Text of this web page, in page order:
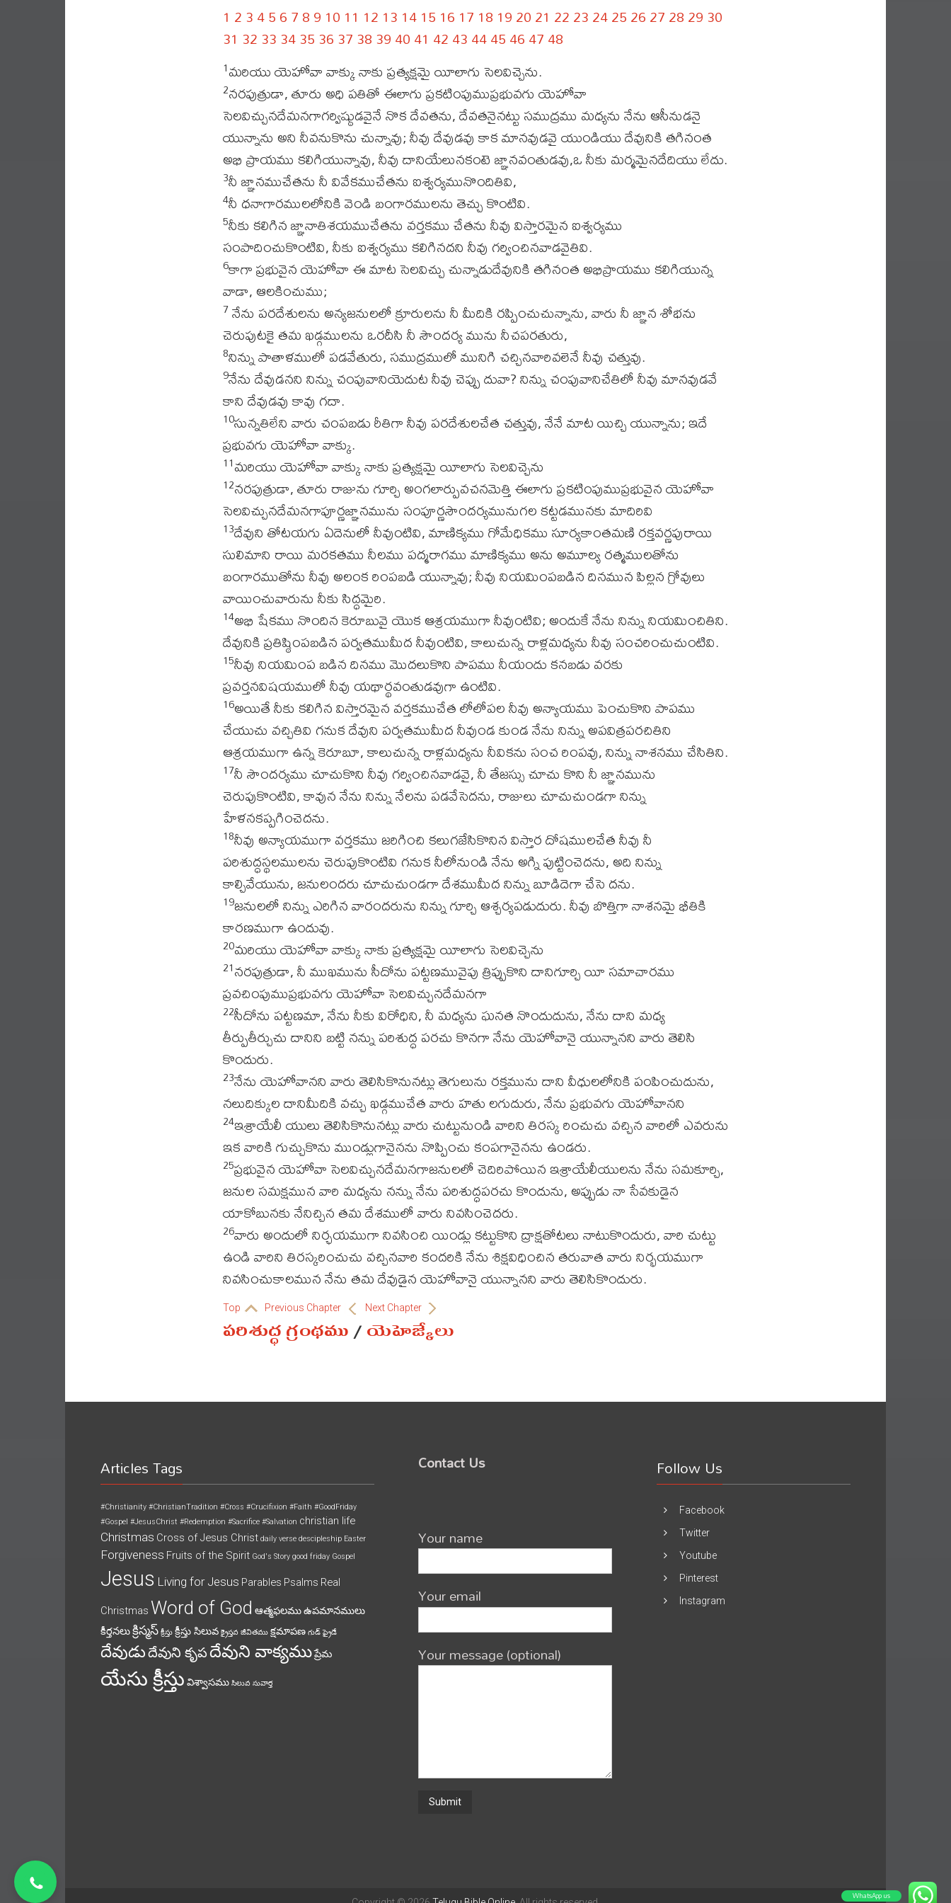
1 23456789 10 11 12 13 1415 16 17 18 192021 222324252627282930
31 32333435363738394041 42434445464748
1మరియు యెహోవా వాక్కు నాకు ప్రత్యక్షమై యీలాగు సెలవిచ్చెను.
2నరపుత్రుడా, తూరు అధి పతితో ఈలాగు ప్రకటింపుముప్రభువగు యెహోవా
సెలవిచ్చునదేమనగాగర్విష్ఠుడవైనే నొక దేవతను, దేవతనైనట్టు సముద్రము మధ్యను నేను ఆసీనుడనై
యున్నాను అని నీవనుకొను చున్నావు; నీవు దేవుడవు కాక మానవుడవై యుండియు దేవునికి తగినంత
అభి ప్రాయము కలిగియున్నావు, నీవు దానియేలునకంటె జ్ఞానవంతుడవు,ఒ నీకు మర్మమైనదేదియు లేదు.
3నీ జ్ఞానముచేతను నీ వివేకముచేతను ఐశ్వర్యమునొందితివి,
4నీ ధనాగారములలోనికి వెండి బంగారములను తెచ్చు కొంటివి.
5నీకు కలిగిన జ్ఞానాతిశయముచేతను వర్తకము చేతను నీవు విస్తారమైన ఐశ్వర్యము
సంపాదించుకొంటివి, నీకు ఐశ్వర్యము కలిగినదని నీవు గర్వించినవాడవైతివి.
6కాగా ప్రభువైన యెహోవా ఈ మాట సెలవిచ్చు చున్నాడుదేవునికి తగినంత అభిప్రాయము కలిగియున్న
వాడా, ఆలకించుము;
7నేను పరదేశులను అన్యజనులలో క్రూరులను నీ మీదికి రప్పించుచున్నాను, వారు నీ జ్ఞాన శోభను
చెరుపుటకై తమ ఖడ్గములను ఒరదీసి నీ సౌందర్య మును నీచపరతురు,
8నిన్ను పాతాళములో పడవేతురు, సముద్రములో మునిగి చచ్చినవారివలెనే నీవు చత్తువు.
9నేను దేవుడనని నిన్ను చంపువానియెదుట నీవు చెప్పు దువా? నిన్ను చంపువానిచేతిలో నీవు మానవుడవే
కాని దేవుడవు కావు గదా.
10సున్నతిలేని వారు చంపబడు రీతిగా నీవు పరదేశులచేత చత్తువు, నేనే మాట యిచ్చి యున్నాను; ఇదే
ప్రభువగు యెహోవా వాక్కు.
11మరియు యెహోవా వాక్కు నాకు ప్రత్యక్షమై యీలాగు సెలవిచ్చెను
12నరపుత్రుడా, తూరు రాజును గూర్చి అంగలార్పువచనమెత్తి ఈలాగు ప్రకటింపుముప్రభువైన యెహోవా
సెలవిచ్చునదేమనగాపూర్ణజ్ఞానమును సంపూర్ణసౌందర్యమునుగల కట్టడమునకు మాదిరివి
13దేవుని తోటయగు ఏదెనులో నీవుంటివి, మాణిక్యము గోమేధికము సూర్యకాంతమణి రక్తవర్ణపురాయి
సులిమాని రాయి మరకతము నీలము పద్మరాగము మాణిక్యము అను అమూల్య రత్మములతోను
బంగారముతోను నీవు అలంక రింపబడి యున్నావు; నీవు నియమింపబడిన దినమున పిల్లన గ్రోవులు
వాయించువారును నీకు సిద్ధమైరి.
14అభి షేకము నొందిన కెరూబువై యొక ఆశ్రయముగా నీవుంటివి; అందుకే నేను నిన్ను నియమించితిని.
దేవునికి ప్రతిష్ఠింపబడిన పర్వతముమీద నీవుంటివి, కాలుచున్న రాళ్లమధ్యను నీవు సంచరించుచుంటివి.
15నీవు నియమింప బడిన దినము మొదలుకొని పాపము నీయందు కనబడు వరకు
ప్రవర్తనవిషయములో నీవు యథార్థవంతుడవుగా ఉంటివి.
16అయితే నీకు కలిగిన విస్తారమైన వర్తకముచేత లోలోపల నీవు అన్యాయము పెంచుకొని పాపము
చేయుచు వచ్చితివి గనుక దేవుని పర్వతముమీద నీవుండ కుండ నేను నిన్ను అపవిత్రపరచితిని
ఆశ్రయముగా ఉన్న కెరూబూ, కాలుచున్న రాళ్లమధ్యను నీవికను సంచ రింపవు, నిన్ను నాశనము చేసితిని.
17నీ సౌందర్యము చూచుకొని నీవు గర్వించినవాడవై, నీ తేజస్సు చూచు కొని నీ జ్ఞానమును
చెరుపుకొంటివి, కావున నేను నిన్ను నేలను పడవేసెదను, రాజులు చూచుచుండగా నిన్ను
హేళనకప్పగించెదను.
18నీవు అన్యాయముగా వర్తకము జరిగించి కలుగజేసికొనిన విస్తార దోషములచేత నీవు నీ
పరిశుద్ధస్థలములను చెరుపుకొంటివి గనుక నీలోనుండి నేను అగ్ని పుట్టించెదను, అది నిన్ను
కాల్చివేయును, జనులందరు చూచుచుండగా దేశముమీద నిన్ను బూడిదెగా చేసె దను.
19జనులలో నిన్ను ఎరిగిన వారందరును నిన్ను గూర్చి ఆశ్చర్యపడుదురు. నీవు బొత్తిగా నాశనమై భీతికి
కారణముగా ఉందువు.
20మరియు యెహోవా వాక్కు నాకు ప్రత్యక్షమై యీలాగు సెలవిచ్చెను
21నరపుత్రుడా, నీ ముఖమును సీదోను పట్టణమువైపు త్రిప్పుకొని దానిగూర్చి యీ సమాచారము
ప్రవచింపుముప్రభువగు యెహోవా సెలవిచ్చునదేమనగా
22సీదోను పట్టణమా, నేను నీకు విరోధిని, నీ మధ్యను ఘనత నొందుదును, నేను దాని మధ్య
తీర్పుతీర్చుచు దానిని బట్టి నన్ను పరిశుద్ధ పరచు కొనగా నేను యెహోవానై యున్నానని వారు తెలిసి
కొందురు.
23నేను యెహోవానని వారు తెలిసికొనునట్లు తెగులును రక్తమును దాని వీధులలోనికి పంపించుదును,
నలుదిక్కుల దానిమీదికి వచ్చు ఖడ్గముచేత వారు హతు లగుదురు, నేను ప్రభువగు యెహోవానని
24ఇశ్రాయేలీ యులు తెలిసికొనునట్లు వారు చుట్టునుండి వారిని తిరస్క రించుచు వచ్చిన వారిలో ఎవరును
ఇక వారికి గుచ్చుకొను ముండ్లుగానైనను నొప్పించు కంపగానైనను ఉండరు.
25ప్రభువైన యెహోవా సెలవిచ్చునదేమనగాజనులలో చెదిరిపోయిన ఇశ్రాయేలీయులను నేను సమకూర్చి,
జనుల సమక్షమున వారి మధ్యను నన్ను నేను పరిశుద్ధపరచు కొందును, అప్పుడు నా సేవకుడైన
యాకోబునకు నేనిచ్చిన తమ దేశములో వారు నివసించెదరు.
26వారు అందులో నిర్ఛయముగా నివసించి యిండ్లు కట్టుకొని ద్రాక్షతోటలు నాటుకొందురు, వారి చుట్టు
ఉండి వారిని తిరస్కరించుచు వచ్చినవారి కందరికి నేను శిక్షవిధించిన తరువాత వారు నిర్భయముగా
నివసించుకాలమున నేను తమ దేవుడైన యెహోవానై యున్నానని వారు తెలిసికొందురు.
Top Previous Chapter Next Chapter
పరిశుద్ధ గ్రంథము/యెహెజ్కేలు
Articles Tags
#Christianity #ChristianTradition #Cross #Crucifixion #Faith #GoodFriday
#Gospel #JesusChrist #Redemption #Sacrifice #Salvation christian life
Christmas Cross of Jesus Christ daily verse descipleship Easter
Forgiveness Fruits of the Spirit God's Story good friday Gospel
Jesus Living for Jesus Parables Psalms Real
Christmas Word of God ఆత్మఫలముఉపమానములు
కీర్తనలుక్రిస్మస్ క్రీస్తు క్రీస్తు సిలువ క్రైస్తవ జీవితము క్షమాపణ గుడ్ ఫ్రైడే
దేవుడుదేవుని కృపదేవుని వాక్యముప్రేమ
యేసు క్రీస్తు విశ్వాసము సిలువ సువార్త
Contact Us
Your name
Your email
Your message (optional)
Follow Us
Facebook
Twitter
Youtube
Pinterest
Instagram
WhatsApp us